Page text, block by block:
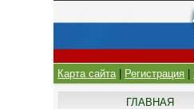
Карта сайта| Регистрация
ГЛАВНАЯ